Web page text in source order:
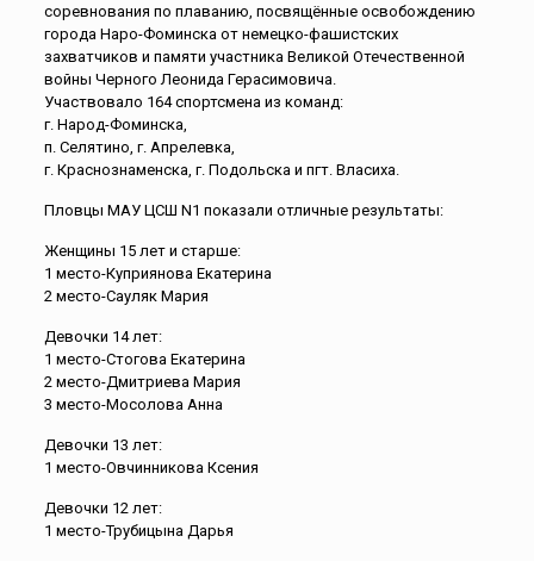
соревнования по плаванию, посвящённые освобождению
города Наро-Фоминска от немецко-фашистских
захватчиков и памяти участника Великой Отечественной
войны Черного Леонида Герасимовича.
Участвовало 164 спортсмена из команд:
г. Народ-Фоминска,
п. Селятино, г. Апрелевка,
г. Краснознаменска, г. Подольска и пгт. Власиха.
Пловцы МАУ ЦСШ N1 показали отличные результаты:
Женщины 15 лет и старше:
1 место-Куприянова Екатерина
2 место-Сауляк Мария
Девочки 14 лет:
1 место-Стогова Екатерина
2 место-Дмитриева Мария
3 место-Мосолова Анна
Девочки 13 лет:
1 место-Овчинникова Ксения
Девочки 12 лет:
1 место-Трубицына Дарья